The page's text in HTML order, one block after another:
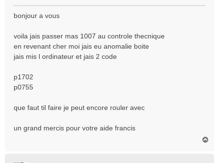
e
s
g
e
bonjour a vous
voila jais passer mas 1007 au controle thecnique
en revenant cher moi jais eu anomalie boite
jais mis l ordinateur et jais 2 code
p1702
p0755
que faut til faire je peut encore rouler avec
un grand mercis pour votre aide francis